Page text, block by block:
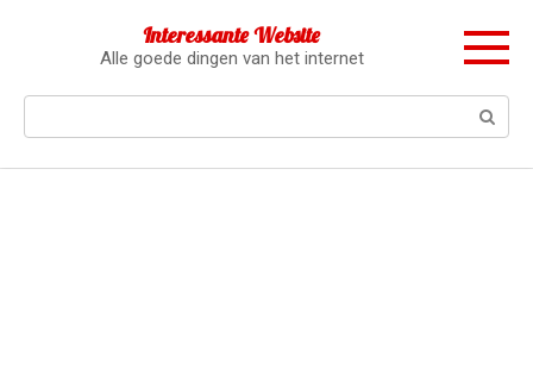
Interessante Website
Alle goede dingen van het internet